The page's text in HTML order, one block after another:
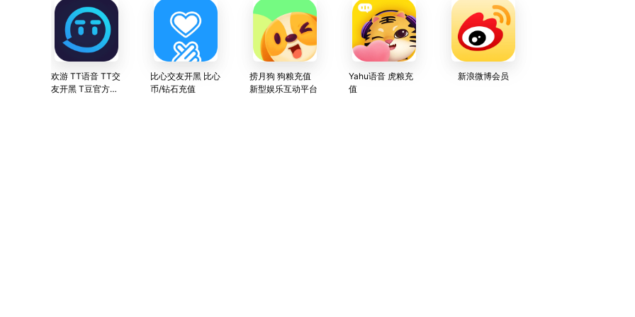
欢游 TT语音 TT交
友开黑 T豆官方直
比心交友开黑 比心
币/钻石充值
捞月狗 狗粮充值
新型娱乐互动平台
Yahu语音 虎粮充
值
新浪微博会员